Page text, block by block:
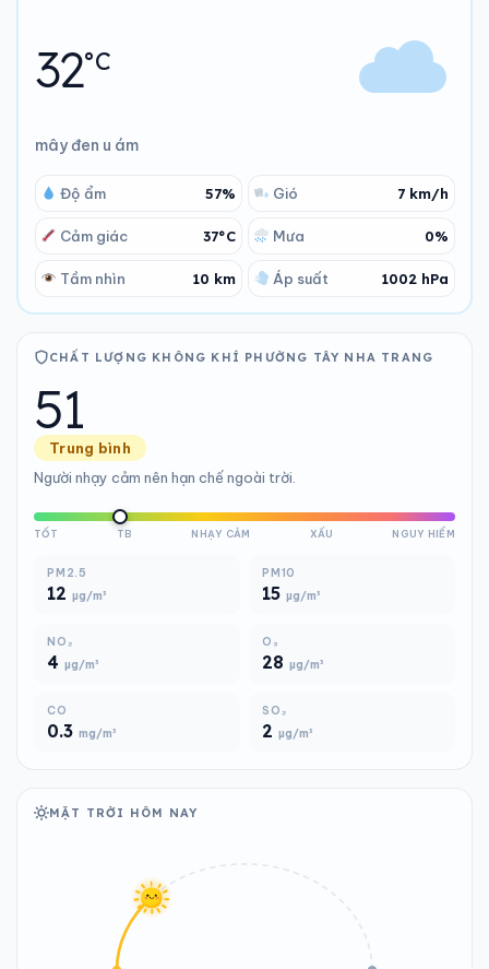
32°C
mây đen u ám
Độ ẩm 57% Gió 7 km/h
Cảm giác 37°C Mưa 0%
Tầm nhìn 10 km Áp suất 1002 hPa
CHẤT LƯỢNG KHÔNG KHÍ PHƯỜNG TÂY NHA TRANG
51
Trung bình
Người nhạy cảm nên hạn chế ngoài trời.
TỐT TB NHẠY CẢM XẤU NGUY HIỂM
PM2.5
12 µg/m³
PM10
15 µg/m³
NO₂
4 µg/m³
O₃
28 µg/m³
CO
0.3 mg/m³
SO₂
2 µg/m³
MẶT TRỜI HÔM NAY